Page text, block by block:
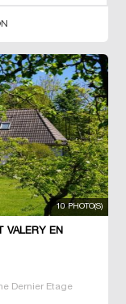
10 PHOTO(S)
VALERY EN
Dernier Etage